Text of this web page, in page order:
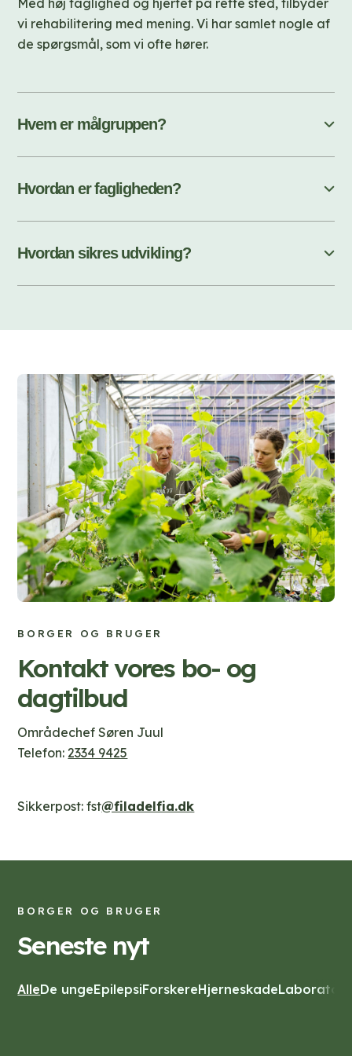
vi rehabilitering med mening. Vi har samlet nogle af
de spørgsmål, som vi ofte hører.
Hvem er målgruppen?
Hvordan er fagligheden?
Hvordan sikres udvikling?
BORGER OG BRUGER
Kontakt vores bo- og
dagtilbud
Områdechef Søren Juul
Telefon: 2334 9425
Sikkerpost: fst@filadelfia.dk
BORGER OG BRUGER
Seneste nyt
AlleDe ungeEpilepsiForskereHjerneskade